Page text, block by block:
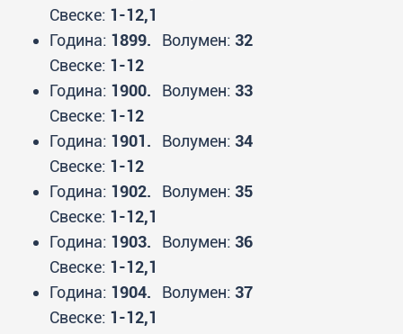
Свеске: 1-12,1
Година: 1899. Волумен: 32
Свеске: 1-12
Година: 1900. Волумен: 33
Свеске: 1-12
Година: 1901. Волумен: 34
Свеске: 1-12
Година: 1902. Волумен: 35
Свеске: 1-12,1
Година: 1903. Волумен: 36
Свеске: 1-12,1
Година: 1904. Волумен: 37
Свеске: 1-12,1